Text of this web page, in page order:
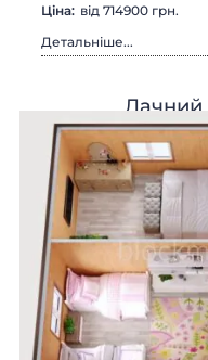
Цiна: від 714900 грн.
Детальніше...